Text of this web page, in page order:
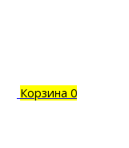
Корзина 0